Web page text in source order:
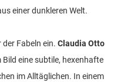
einer dunkleren Welt.
Fabeln ein. Claudia Otto
eine subtile, hexenhafte
im Alltäglichen. In einem